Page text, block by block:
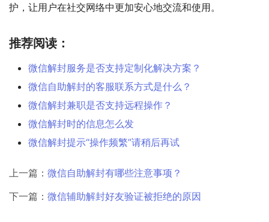
护，让用户在社交网络中更加安心地交流和使用。
推荐阅读：
微信解封服务是否支持定制化解决方案？
微信自助解封的客服联系方式是什么？
微信解封兼职是否支持远程操作？
微信解封时的信息怎么发
微信解封提示“操作频繁”请稍后再试
上一篇： 微信自助解封有哪些注意事项？
下一篇： 微信辅助解封好友验证被拒绝的原因